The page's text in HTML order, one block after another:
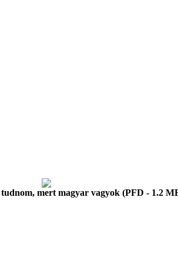
mert magyar vagyok (PFD - 1.2